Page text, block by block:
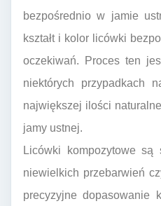
bezpośrednio w jamie
kształt i kolor licówki
oczekiwań. Proces ten
niektórych przypadkach
największej ilości
jamy ustnej.
Licówki kompozytowe są
niewielkich przebarwień
precyzyjne dopasowanie